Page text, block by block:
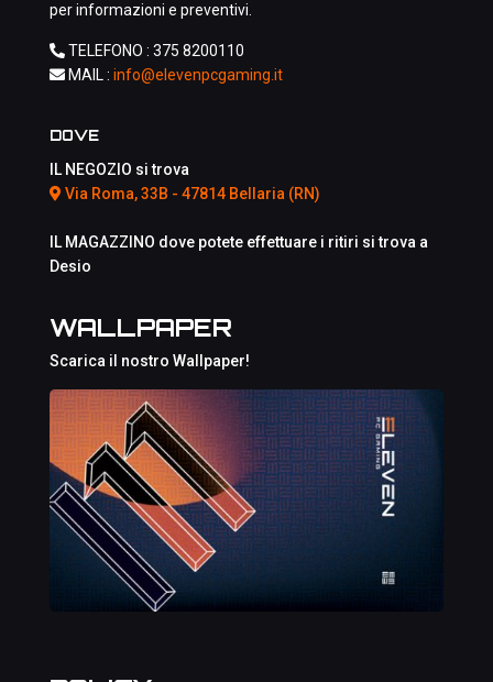
per informazioni e preventivi.
TELEFONO : 375 8200110
MAIL : info@elevenpcgaming.it
DOVE
IL NEGOZIO si trova
Via Roma, 33B - 47814 Bellaria (RN)
IL MAGAZZINO dove potete effettuare i ritiri si trova a
Desio
WALLPAPER
Scarica il nostro Wallpaper!